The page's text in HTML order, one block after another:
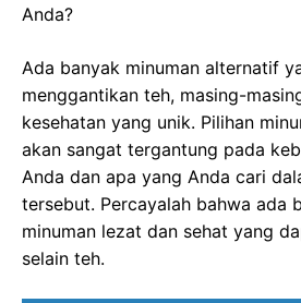
Anda?
Ada banyak minuman alternatif
menggantikan teh, masing-
kesehatan yang unik. Pilihan
akan sangat tergantung pada
Anda dan apa yang Anda cari
tersebut. Percayalah bahwa ada
minuman lezat dan sehat yang
selain teh.